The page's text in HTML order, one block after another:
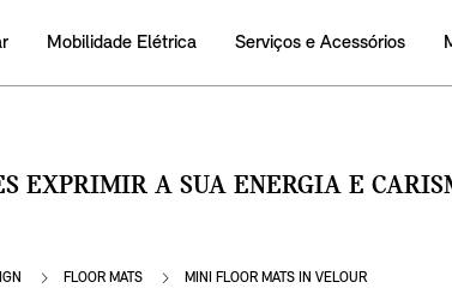
Mobilidade Elétrica Serviços e Acessórios
EXPRIMIR A SUA ENERGIA E
FLOOR MATS MINI FLOOR MATS IN VELOUR